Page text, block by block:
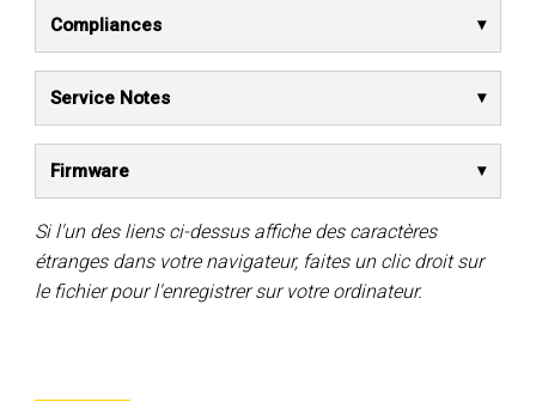
Compliances
Service Notes
Firmware
Si l'un des liens ci-dessus affiche des caractères
étranges dans votre navigateur, faites un clic droit sur
le fichier pour l'enregistrer sur votre ordinateur.